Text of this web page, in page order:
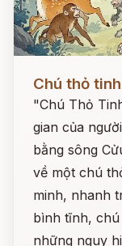
Chú thỏ
"Chú Thỏ
gian của
bằng sông
về một chú
minh, nhanh
bình tĩnh,
những nguy